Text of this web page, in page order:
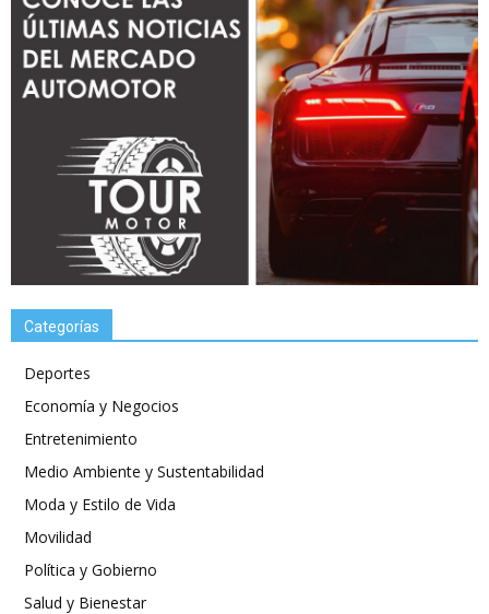
Categorías
Deportes
Economía y Negocios
Entretenimiento
Medio Ambiente y Sustentabilidad
Moda y Estilo de Vida
Movilidad
Política y Gobierno
Salud y Bienestar